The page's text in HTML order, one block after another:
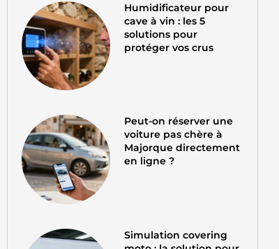
Humidificateur pour
cave à vin : les 5
solutions pour
protéger vos crus
Peut-on réserver une
voiture pas chère à
Majorque directement
en ligne ?
Simulation covering